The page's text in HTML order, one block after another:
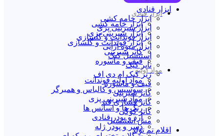
ابزار قنادی
ابزار خامه کشی
ابزار شیرینی پزی
ابزار فوندانت و گلسازی
ابزار میوه آرایی
استنسیل کیک
تاپر کیک
زیر کیک ام دی اف
قیف و ماسوره
کاتر شیرینی
کاتر فشاری قند
کاتر کوکی
مش استنسیل
اقلام تم تولد
ابزار قنادی
ابزار خامه کشی
ابزار شیرینی پزی
ابزار فوندانت و گلسازی
کاتر شیرینی
قیف و ماسوره
مواد اولیه
مواد اولیه فوندانت
سوسیس و کالباس و همبرگر
مواد شیرینی پزی
رنگ ها و اسانس ها
آرد و پودر قنادی
دسر و پودر ژله